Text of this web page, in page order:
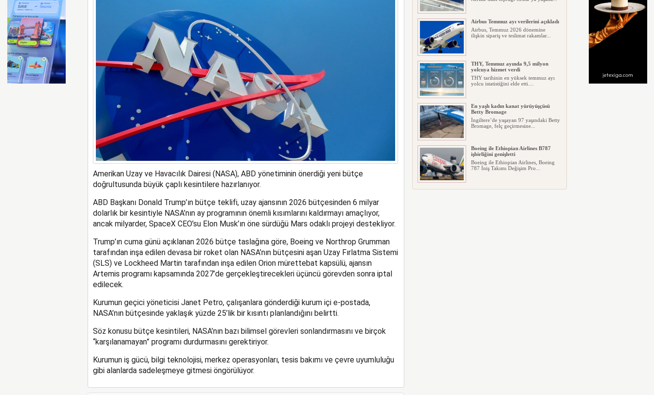
Amerikan Uzay ve Havacılık Dairesi (NASA), ABD yönetiminin önerdiği yeni bütçe
doğrultusunda büyük çaplı kesintilere hazırlanıyor.
ABD Başkanı Donald Trump’ın bütçe teklifi, uzay ajansının 2026 bütçesinden 6 milyar
dolarlık bir kesintiyle NASA’nın ay programının önemli kısımlarını kaldırmayı amaçlıyor,
ancak milyarder, SpaceX CEO’su Elon Musk’ın öne sürdüğü Mars odaklı projeyi destekliyor.
Trump’ın cuma günü açıklanan 2026 bütçe taslağına göre, Boeing ve Northrop Grumman
tarafından inşa edilen devasa bir roket olan NASA’nın bütçesini aşan Uzay Fırlatma Sistemi
(SLS) ve Lockheed Martin tarafından inşa edilen Orion mürettebat kapsülü, ajansın
Artemis programı kapsamında 2027’de gerçekleştirecekleri üçüncü görevden sonra iptal
edilecek.
Kurumun geçici yöneticisi Janet Petro, çalışanlara gönderdiği kurum içi e-postada,
NASA’nın bütçesinde yaklaşık yüzde 25’lik bir kısıntı planlandığını belirtti.
Söz konusu bütçe kesintileri, NASA’nın bazı bilimsel görevleri sonlandırmasını ve birçok
“karşılanamayan” programı durdurmasını gerektiriyor.
Kurumun iş gücü, bilgi teknolojisi, merkez operasyonları, tesis bakımı ve çevre uyumluluğu
gibi alanlarda sadeleşmeye gitmesi öngörülüyor.
Airbus Temmuz ayı verilerini açıkladı
Airbus, Temmuz 2026 dönemine
ilişkin sipariş ve teslimat rakamlar...
THY, Temmuz ayında 9,5 milyon
yolcuya hizmet verdi
THY tarihinin en yüksek temmuz ayı
yolcu istatistiğini elde etti....
En yaşlı kadın kanat yürüyüşçüsü
Betty Bromage
İngiltere’de yaşayan 97 yaşındaki Betty
Bromage, felç geçirmesine...
Boeing ile Ethiopian Airlines B787
işbirliğini genişletti
Boeing ile Ethiopian Airlines, Boeing
787 İniş Takımı Değişim Pro...
A319 orman yangınlarında